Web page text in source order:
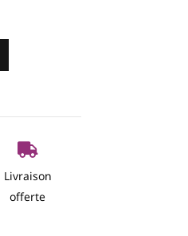
Livraison
offerte